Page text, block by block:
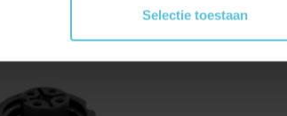
Selectie toestaan